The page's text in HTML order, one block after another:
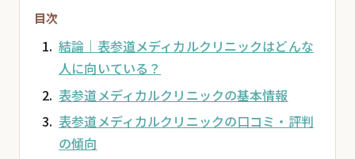
目次
結論｜表参道メディカルクリニックはどんな
人に向いている？
表参道メディカルクリニックの基本情報
表参道メディカルクリニックの口コミ・評判
の傾向